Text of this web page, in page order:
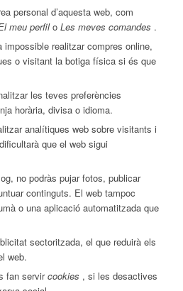
personal d’aquesta web, com
meu perfilo Les meves comandes .
impossible realitzar compres online,
o visitant la botiga física si és que
les teves preferències
horària, divisa o idioma.
analítiques web sobre visitants i
que el web sigui
no podràs pujar fotos, publicar
continguts. El web tampoc
o una aplicació automatitzada que
sectoritzada, el que reduirà els
web.
fan servircookies , si les desactives